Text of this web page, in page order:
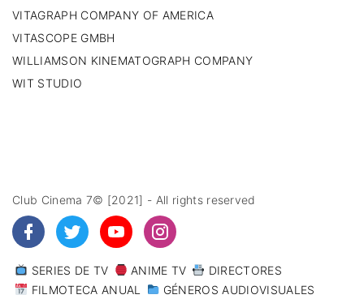
VITAGRAPH COMPANY OF AMERICA
VITASCOPE GMBH
WILLIAMSON KINEMATOGRAPH COMPANY
WIT STUDIO
Club Cinema 7© [2021] - All rights reserved
SERIES DE TV ANIME TV
DIRECTORES
FILMOTECA ANUAL
GÉNEROS AUDIOVISUALES